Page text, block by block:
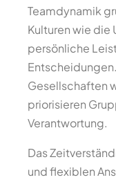
Teamdynamik
Kulturen wie die
persönliche
Gesellschaften
priorisieren
Verantwortung.
Das
und flexiblen